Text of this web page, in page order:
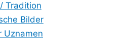
Tradition
Bilder
Uznamen